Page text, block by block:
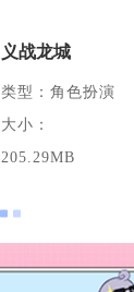
义战龙城
类型：角色扮演
大小：
205.29MB